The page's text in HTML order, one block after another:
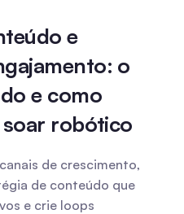
e
o
e como
robótico
de crescimento,
de conteúdo que
e crie loops